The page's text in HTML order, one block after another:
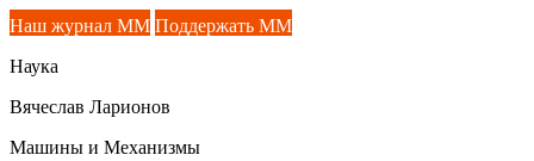
Наш журнал ММ Поддержать ММ
Наука
Вячеслав Ларионов
Машины и Механизмы